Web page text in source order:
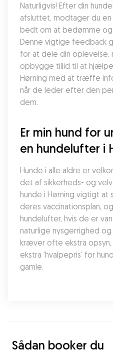
Naturligvis! Efter din
afsluttet, modtager du en
bedt om at bedømme og
Denne vigtige feedback
for at dele din
opbygge tillid til at
Hørning med at træffe
når de leder efter den
dem.
Er min hund for
en hundelufter i
Hunde i alle aldre er
det af sikkerheds- og
hunde i Hørning vigtigt at
deres vaccinationsplan,
hundelufter, hvis de er
naturlige nysgerrighed
kræver ofte ekstra
ekstra 'hvalpepris' for
gamle.
Sådan booker du